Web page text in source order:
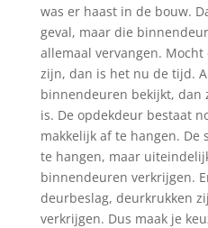
was er haast in de bouw.
geval, maar die
allemaal vervangen.
zijn, dan is het nu de tijd.
binnendeuren bekijkt, dan
is. De opdekdeur bestaat
makkelijk af te hangen.
te hangen, maar
binnendeuren verkrijgen.
deurbeslag, deurkrukken
verkrijgen. Dus maak je